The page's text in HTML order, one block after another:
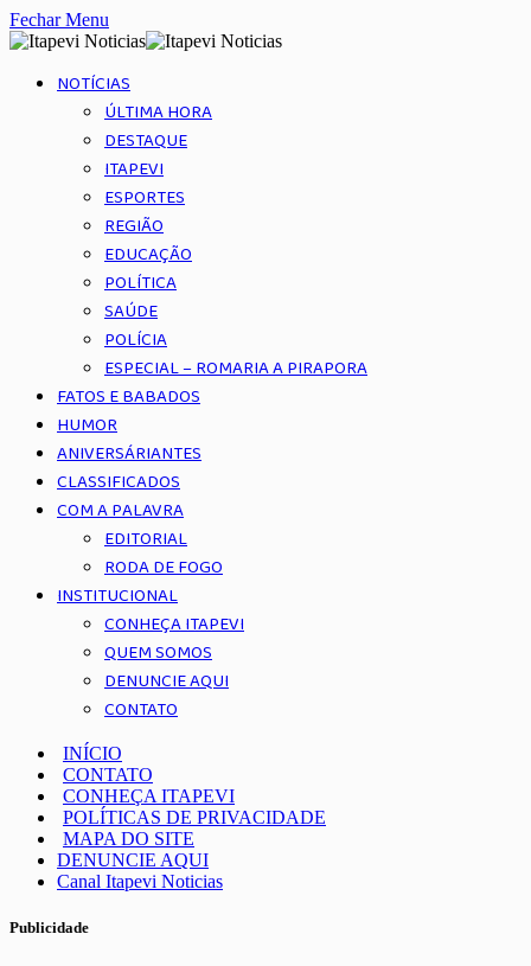
Fechar Menu
NOTÍCIAS
ÚLTIMA HORA
DESTAQUE
ITAPEVI
ESPORTES
REGIÃO
EDUCAÇÃO
POLÍTICA
SAÚDE
POLÍCIA
ESPECIAL – ROMARIA A PIRAPORA
FATOS E BABADOS
HUMOR
ANIVERSÁRIANTES
CLASSIFICADOS
COM A PALAVRA
EDITORIAL
RODA DE FOGO
INSTITUCIONAL
CONHEÇA ITAPEVI
QUEM SOMOS
DENUNCIE AQUI
CONTATO
INÍCIO
CONTATO
CONHEÇA ITAPEVI
POLÍTICAS DE PRIVACIDADE
MAPA DO SITE
DENUNCIE AQUI
Canal Itapevi Noticias
Publicidade